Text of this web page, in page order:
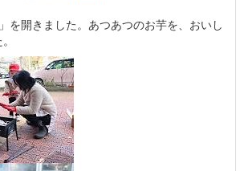
を開きました。あつあつのお芋を、おいし